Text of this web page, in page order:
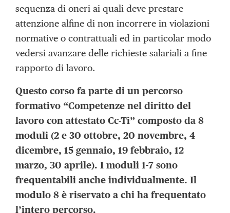
sequenza di oneri ai quali deve prestare
attenzione alfine di non incorrere in violazioni
normative o contrattuali ed in particolar modo
vedersi avanzare delle richieste salariali a fine
rapporto di lavoro.
Questo corso fa parte di un percorso
formativo “Competenze nel diritto del
lavoro con attestato Cc-Ti” composto da 8
moduli (2 e 30 ottobre, 20 novembre, 4
dicembre, 15 gennaio, 19 febbraio, 12
marzo, 30 aprile). I moduli 1-7 sono
frequentabili anche individualmente. Il
modulo 8 è riservato a chi ha frequentato
l’intero percorso.